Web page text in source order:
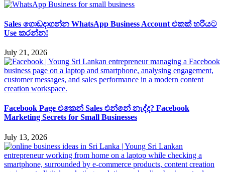
Sales ගොඩදාගන්න WhatsApp Business Account එකක් හරියට
Use කරන්න!
July 21, 2026
Facebook Page එකෙන් Sales එන්නේ නැද්ද? Facebook
Marketing Secrets for Small Businesses
July 13, 2026